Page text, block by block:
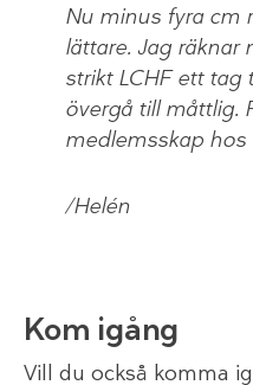
Nu minus fyra cm
lättare. Jag
strikt LCHF ett tag
övergå till måttlig.
medlemsskap
/Helén
Kom igång
Vill du också komma